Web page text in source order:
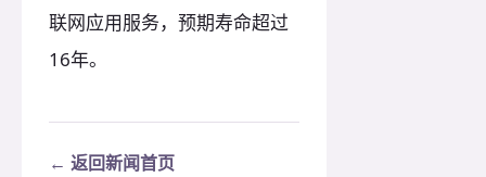
联网应用服务，预期寿命超过
16年。
← 返回新闻首页